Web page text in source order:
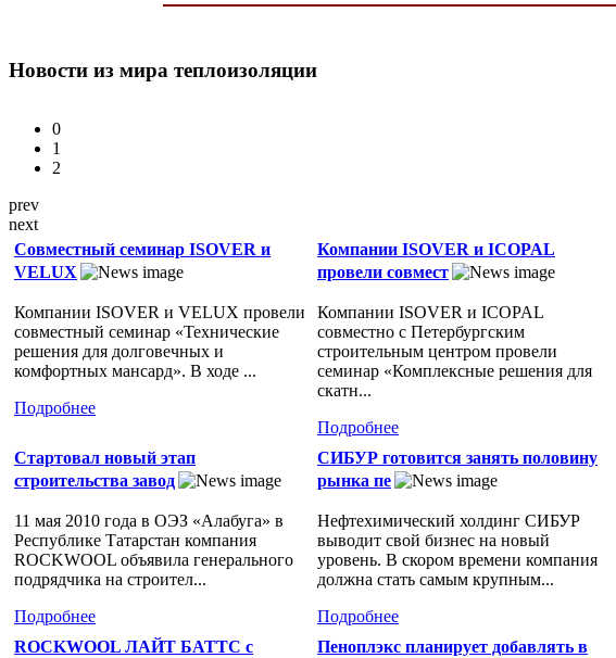
Новости из мира теплоизоляции
0
1
2
prev
next
Совместный семинар ISOVER и
VELUX
Компании ISOVER и VELUX провели
совместный семинар «Технические
решения для долговечных и
комфортных мансард». В ходе ...
Подробнее
Компании ISOVER и ICOPAL
провели совмест
Компании ISOVER и ICOPAL
совместно с Петербургским
строительным центром провели
семинар «Комплексные решения для
скатн...
Подробнее
Стартовал новый этап
строительства завод
11 мая 2010 года в ОЭЗ «Алабуга» в
Республике Татарстан компания
ROCKWOOL объявила генерального
подрядчика на строител...
Подробнее
СИБУР готовится занять половину
рынка пе
Нефтехимический холдинг СИБУР
выводит свой бизнес на новый
уровень. В скором времени компания
должна стать самым крупным...
Подробнее
ROCKWOOL ЛАЙТ БАТТС с
Пеноплэкс планирует добавлять в